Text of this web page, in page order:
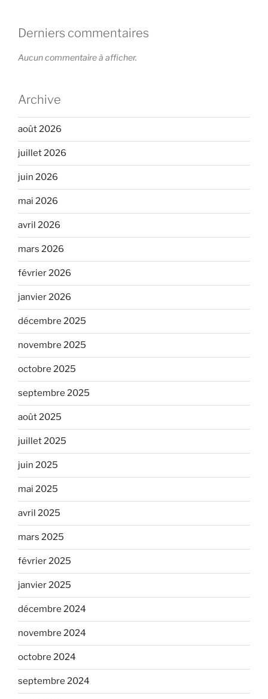
Derniers commentaires
Aucun commentaire à afficher.
Archive
août 2026
juillet 2026
juin 2026
mai 2026
avril 2026
mars 2026
février 2026
janvier 2026
décembre 2025
novembre 2025
octobre 2025
septembre 2025
août 2025
juillet 2025
juin 2025
mai 2025
avril 2025
mars 2025
février 2025
janvier 2025
décembre 2024
novembre 2024
octobre 2024
septembre 2024